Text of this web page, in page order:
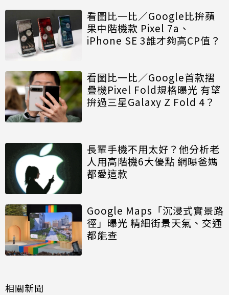
看圖比一比／Google比拚蘋
果中階機款 Pixel 7a、
iPhone SE 3誰才夠高CP值？
看圖比一比／Google首款摺
疊機Pixel Fold規格曝光 有望
拚過三星Galaxy Z Fold 4？
長輩手機不用太好？他分析老
人用高階機6大優點 網曝爸媽
都愛這款
Google Maps「沉浸式實景路
徑」曝光 精細街景天氣、交通
都能查
相關新聞